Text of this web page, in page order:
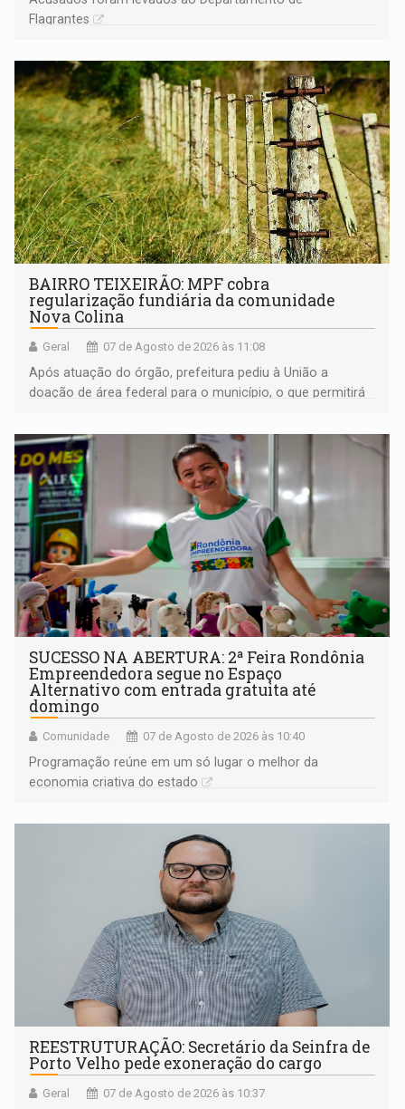
Flagrantes
BAIRRO TEIXEIRÃO: MPF cobra
regularização fundiária da comunidade
Nova Colina
Geral 07 de Agosto de 2026 às 11:08
Após atuação do órgão, prefeitura pediu à União a
doação de área federal para o município, o que permitirá
SUCESSO NA ABERTURA: 2ª Feira Rondônia
Empreendedora segue no Espaço
Alternativo com entrada gratuita até
domingo
Comunidade 07 de Agosto de 2026 às 10:40
Programação reúne em um só lugar o melhor da
economia criativa do estado
REESTRUTURAÇÃO: Secretário da Seinfra de
Porto Velho pede exoneração do cargo
Geral 07 de Agosto de 2026 às 10:37